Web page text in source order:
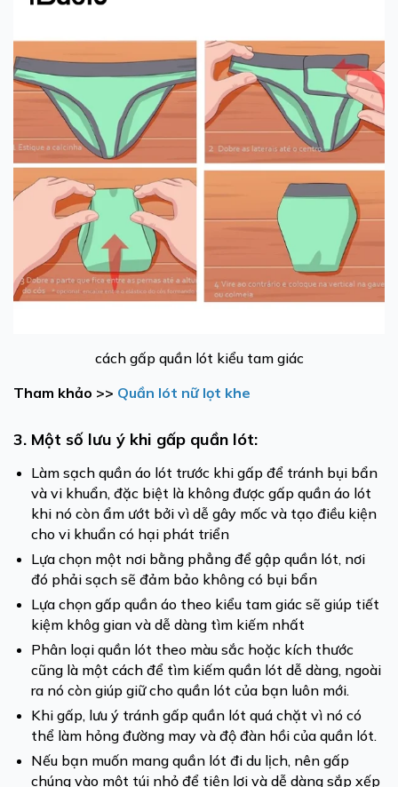
cách gấp quần lót kiểu tam giác
Tham khảo >> Quần lót nữ lọt khe
3. Một số lưu ý khi gấp quần lót:
Làm sạch quần áo lót trước khi gấp để tránh bụi bẩn
và vi khuẩn, đặc biệt là không được gấp quần áo lót
khi nó còn ẩm ướt bởi vì dễ gây mốc và tạo điều kiện
cho vi khuẩn có hại phát triển
Lựa chọn một nơi bằng phẳng để gập quần lót, nơi
đó phải sạch sẽ đảm bảo không có bụi bẩn
Lựa chọn gấp quần áo theo kiểu tam giác sẽ giúp tiết
kiệm khôg gian và dễ dàng tìm kiếm nhất
Phân loại quần lót theo màu sắc hoặc kích thước
cũng là một cách để tìm kiếm quần lót dễ dàng, ngoài
ra nó còn giúp giữ cho quần lót của bạn luôn mới.
Khi gấp, lưu ý tránh gấp quần lót quá chặt vì nó có
thể làm hỏng đường may và độ đàn hồi của quần lót.
Nếu bạn muốn mang quần lót đi du lịch, nên gấp
chúng vào một túi nhỏ để tiện lợi và dễ dàng sắp xếp